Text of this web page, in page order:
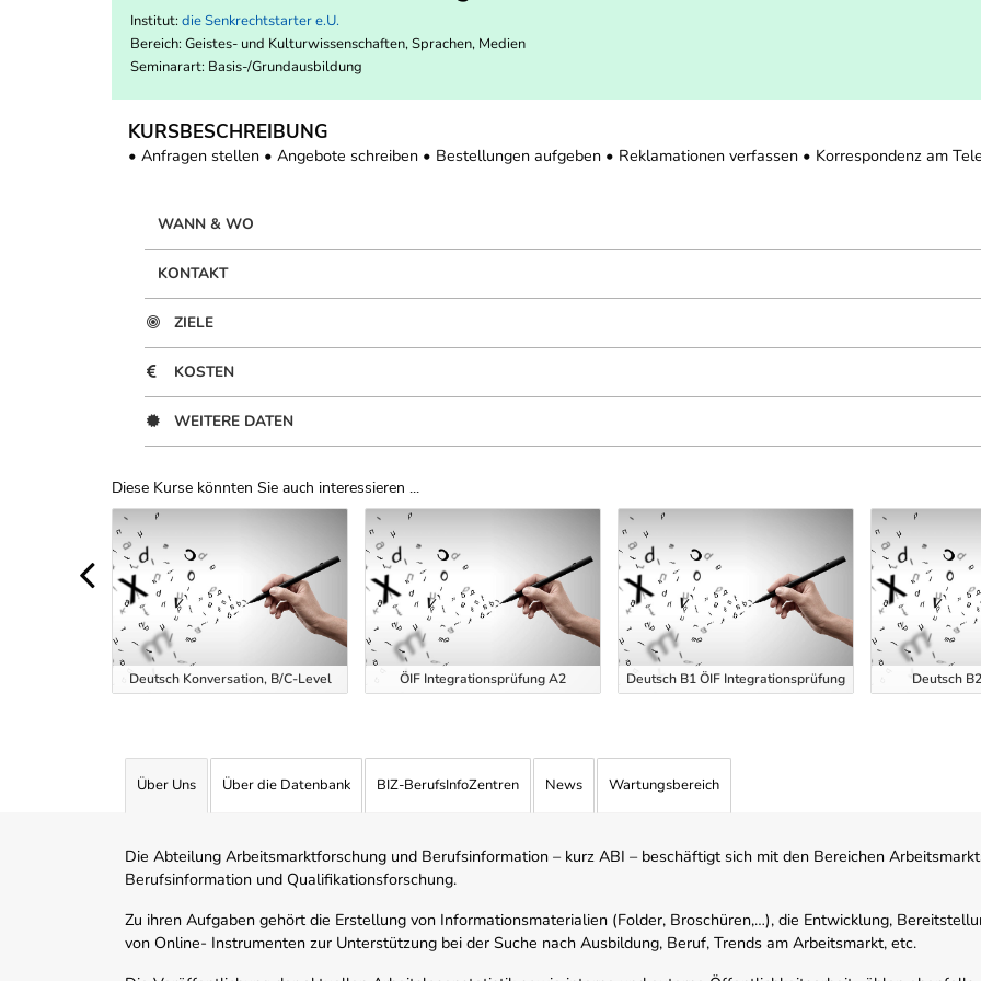
Institut: die Senkrechtstarter e.U.
Bereich: Geistes- und Kulturwissenschaften, Sprachen, Medien
Seminarart: Basis-/Grundausbildung
KURSBESCHREIBUNG
• Anfragen stellen • Angebote schreiben • Bestellungen aufgeben • Reklamationen verfassen • Korrespondenz am
WANN & WO
KONTAKT
ZIELE
KOSTEN
WEITERE DATEN
Diese Kurse könnten Sie auch interessieren ...
Uber Weiterbildungsvorschläge
Deutsch Konversation, B/C-Level
ÖIF Integrationsprüfung A2 Deutsch B1 ÖIF Integrationsprüfung Deutsch
Über Uns Über die Datenbank BIZ-BerufsInfoZentren News Wartungsbereich
Die Abteilung Arbeitsmarktforschung und Berufsinformation – kurz ABI – beschäftigt sich mit den Bereichen
Berufsinformation und Qualifikationsforschung.
Zu ihren Aufgaben gehört die Erstellung von Informationsmaterialien (Folder, Broschüren,…), die Entwicklung,
von Online- Instrumenten zur Unterstützung bei der Suche nach Ausbildung, Beruf, Trends am Arbeitsmarkt, etc.